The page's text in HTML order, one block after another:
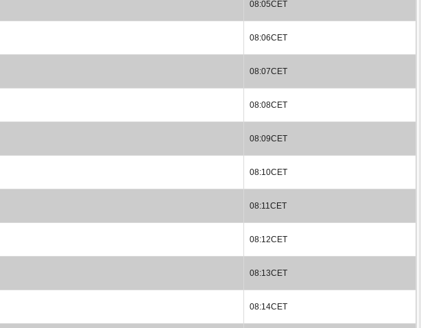
08:05CET
08:06CET
08:07CET
08:08CET
08:09CET
08:10CET
08:11CET
08:12CET
08:13CET
08:14CET